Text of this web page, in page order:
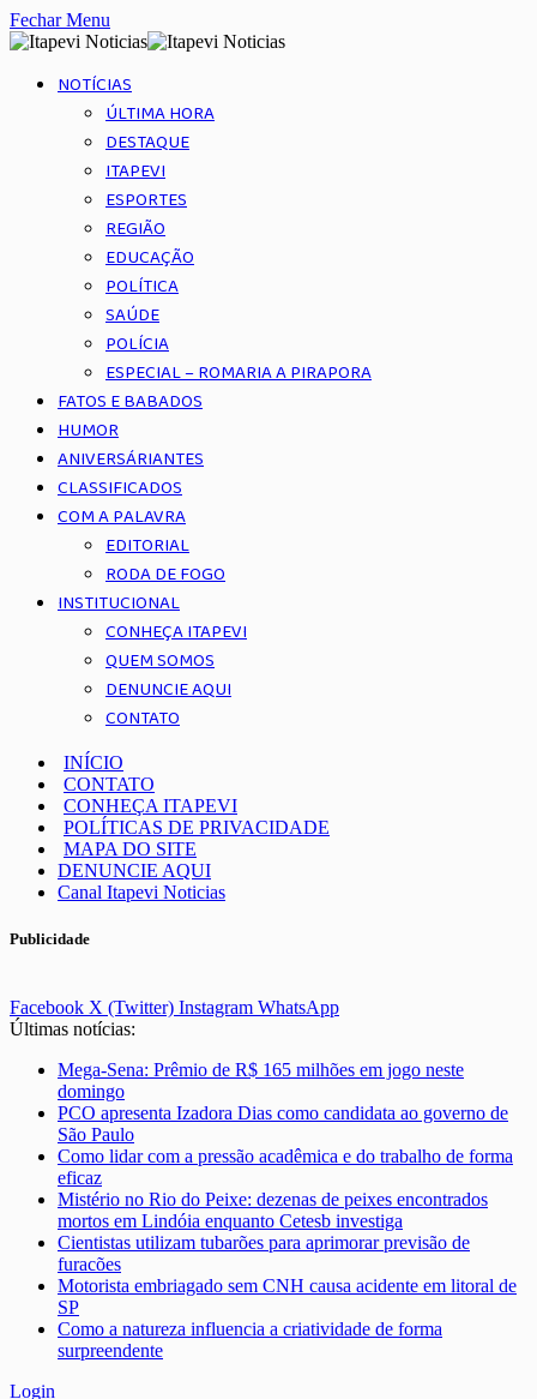
Fechar Menu
NOTÍCIAS
ÚLTIMA HORA
DESTAQUE
ITAPEVI
ESPORTES
REGIÃO
EDUCAÇÃO
POLÍTICA
SAÚDE
POLÍCIA
ESPECIAL – ROMARIA A PIRAPORA
FATOS E BABADOS
HUMOR
ANIVERSÁRIANTES
CLASSIFICADOS
COM A PALAVRA
EDITORIAL
RODA DE FOGO
INSTITUCIONAL
CONHEÇA ITAPEVI
QUEM SOMOS
DENUNCIE AQUI
CONTATO
INÍCIO
CONTATO
CONHEÇA ITAPEVI
POLÍTICAS DE PRIVACIDADE
MAPA DO SITE
DENUNCIE AQUI
Canal Itapevi Noticias
Publicidade
Facebook X (Twitter) Instagram WhatsApp
Últimas notícias:
Mega-Sena: Prêmio de R$ 165 milhões em jogo neste
domingo
PCO apresenta Izadora Dias como candidata ao governo de
São Paulo
Como lidar com a pressão acadêmica e do trabalho de forma
eficaz
Mistério no Rio do Peixe: dezenas de peixes encontrados
mortos em Lindóia enquanto Cetesb investiga
Cientistas utilizam tubarões para aprimorar previsão de
furacões
Motorista embriagado sem CNH causa acidente em litoral de
SP
Como a natureza influencia a criatividade de forma
surpreendente
Login